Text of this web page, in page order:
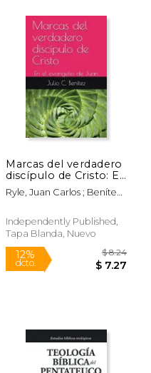
dcto. $
Marcas del verdadero
discípulo de Cristo: En
el evangelio de Juan
Ryle, Juan Carlos ; Benítez,
Independently Published,
Tapa Blanda, Nuevo